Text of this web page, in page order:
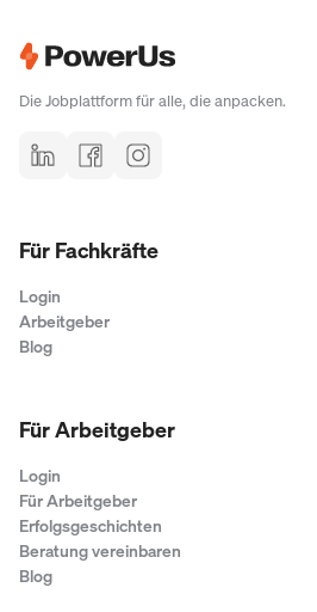
Die Jobplattform für alle, die anpacken.
Für Fachkräfte
Login
Arbeitgeber
Blog
Für Arbeitgeber
Login
Für Arbeitgeber
Erfolgsgeschichten
Beratung vereinbaren
Blog